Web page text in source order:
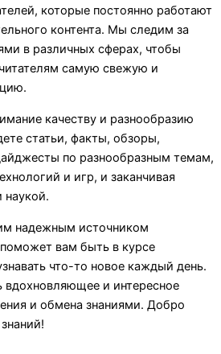
которые постоянно работают
контента. Мы следим за
в различных сферах, чтобы
самую свежую и
качеству и разнообразию
статьи, факты, обзоры,
по разнообразным темам,
и игр, и заканчивая
наукой.
надежным источником
вам быть в курсе
что-то новое каждый день.
и интересное
и обмена знаниями. Добро